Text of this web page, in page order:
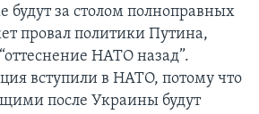
будут за столом полноправных
провал политики Путина,
НАТО назад”.
вступили в НАТО, потому что
после Украины будут